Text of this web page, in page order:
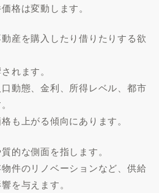
格は変動します。
産を購入したり借りたりする欲
れます。
動態、金利、所得レベル、都市
も上がる傾向にあります。
的な側面を指します。
件のリノベーションなど、供給
を与えます。